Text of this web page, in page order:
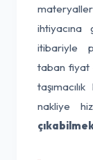
ihtiyacına
itibariyle
taban fiyat
nakliye